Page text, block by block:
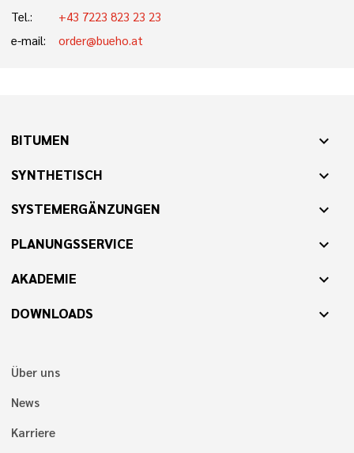
Tel.:
+43 7223 823 23 23
e-mail:
order@bueho.at
BITUMEN expand_more
SYNTHETISCH expand_more
SYSTEMERGÄNZUNGEN expand_more
PLANUNGSSERVICE expand_more
AKADEMIE expand_more
DOWNLOADS expand_more
Über uns
News
Karriere